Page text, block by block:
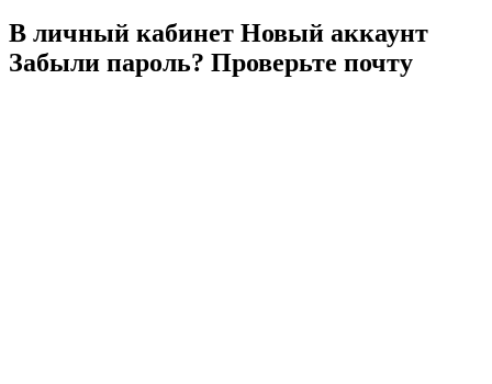
В личный кабинет Новый аккаунт
Забыли пароль? Проверьте почту